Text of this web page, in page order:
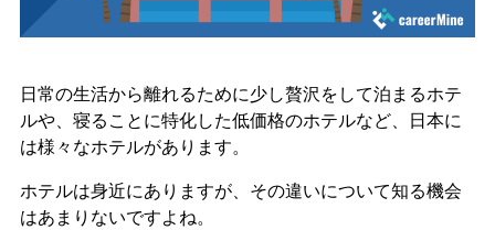
日常の生活から離れるために少し贅沢をして泊まるホテ
ルや、寝ることに特化した低価格のホテルなど、日本に
は様々なホテルがあります。
ホテルは身近にありますが、その違いについて知る機会
はあまりないですよね。